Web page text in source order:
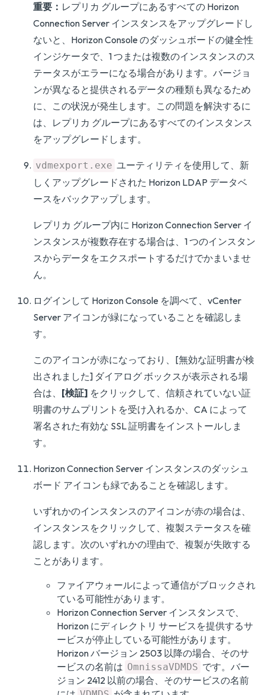
重要： レプリカ グループにあるすべての Horizon
Connection Server インスタンスをアップグレードし
ないと、Horizon Console のダッシュボードの健全性
インジケータで、1 つまたは複数のインスタンスのス
テータスがエラーになる場合があります。バージョ
ンが異なると提供されるデータの種類も異なるため
に、この状況が発生します。この問題を解決するに
は、レプリカ グループにあるすべてのインスタンス
をアップグレードします。
vdmexport.exe ユーティリティを使用して、新
しくアップグレードされた Horizon LDAP データベ
ースをバックアップします。
レプリカ グループ内に Horizon Connection Server イ
ンスタンスが複数存在する場合は、1 つのインスタン
スからデータをエクスポートするだけでかまいませ
ん。
ログインして Horizon Console を調べて、vCenter
Server アイコンが緑になっていることを確認しま
す。
このアイコンが赤になっており、[無効な証明書が検
出されました] ダイアログ ボックスが表示される場
合は、 [検証] をクリックして、信頼されていない証
明書のサムプリントを受け入れるか、CA によって
署名された有効な SSL 証明書をインストールしま
す。
Horizon Connection Server インスタンスのダッシュ
ボード アイコンも緑であることを確認します。
いずれかのインスタンスのアイコンが赤の場合は、
インスタンスをクリックして、複製ステータスを確
認します。次のいずれかの理由で、複製が失敗する
ことがあります。
ファイアウォールによって通信がブロックされ
ている可能性があります。
Horizon Connection Server インスタンスで、
Horizon にディレクトリ サービスを提供するサ
ービスが停止している可能性があります。
Horizon バージョン 2503 以降の場合、そのサ
ービスの名前は OmnissaVDMDS です。バー
ジョン 2412 以前の場合、そのサービスの名前